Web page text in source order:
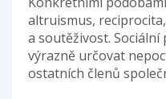
altruismus,
a soutěživost.
výrazně určovat
ostatních členů